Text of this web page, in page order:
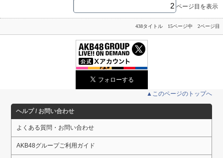
ページ目を表示
438タイトル 15ページ中 2ページ目
▲このページのトップへ
ヘルプ / お問い合わせ
よくある質問・お問い合わせ
AKB48グループご利用ガイド